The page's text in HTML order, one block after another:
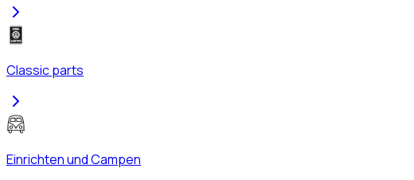
Classic parts
Einrichten und Campen